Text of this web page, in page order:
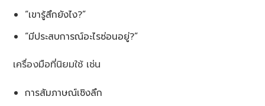
“เขารู้สึกยังไง?”
“มีประสบการณ์อะไรซ่อนอยู่?”
เครื่องมือที่นิยมใช้ เช่น
การสัมภาษณ์เชิงลึก